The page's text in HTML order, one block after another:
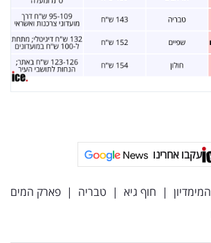
עקבו אחרינו
המימדיון | חוף גיא | טבריה | פארק המים